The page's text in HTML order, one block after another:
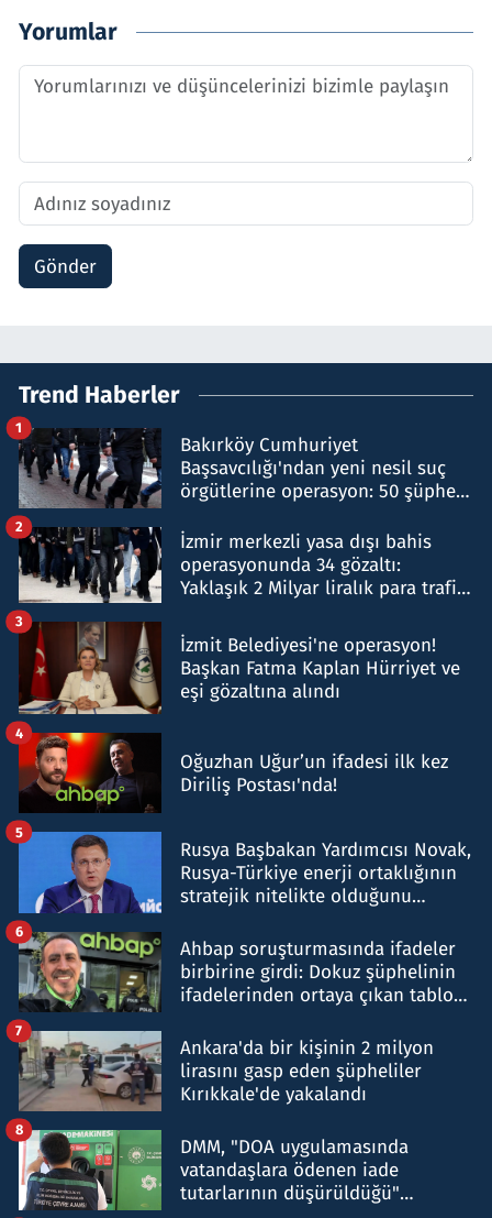
Yorumlar
Gönder
Trend Haberler
Bakırköy Cumhuriyet
Başsavcılığı'ndan yeni nesil suç
örgütlerine operasyon: 50 şüpheli
1
İzmir merkezli yasa dışı bahis
operasyonunda 34 gözaltı:
Yaklaşık 2 Milyar liralık para trafiği
2
İzmit Belediyesi'ne operasyon!
Başkan Fatma Kaplan Hürriyet ve
eşi gözaltına alındı
3
Oğuzhan Uğur’un ifadesi ilk kez
Diriliş Postası'nda!
4
Rusya Başbakan Yardımcısı Novak,
Rusya-Türkiye enerji ortaklığının
stratejik nitelikte olduğunu
5
Ahbap soruşturmasında ifadeler
birbirine girdi: Dokuz şüphelinin
ifadelerinden ortaya çıkan tablo
6
Ankara'da bir kişinin 2 milyon
lirasını gasp eden şüpheliler
Kırıkkale'de yakalandı
7
DMM, "DOA uygulamasında
vatandaşlara ödenen iade
tutarlarının düşürüldüğü"
8